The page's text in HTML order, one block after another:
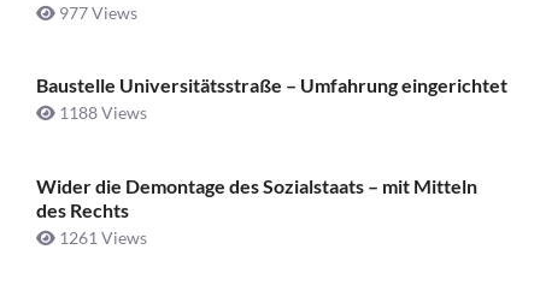
977 Views
Baustelle Universitätsstraße ­– Umfahrung eingerichtet
1188 Views
Wider die Demontage des Sozialstaats – mit Mitteln
des Rechts
1261 Views